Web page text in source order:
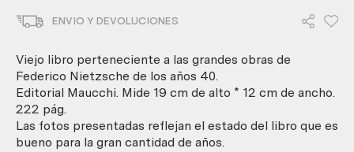
sombra.
F.
Nietzsche.
40.
cantidad
ENVIO Y DEVOLUCIONES
Viejo libro perteneciente a las grandes obras de
Federico Nietzsche de los años 40.
Editorial Maucchi. Mide 19 cm de alto * 12 cm de ancho.
222 pág.
Las fotos presentadas reflejan el estado del libro que es
bueno para la gran cantidad de años.